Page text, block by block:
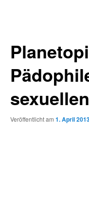
Veröffentlicht am 1. April